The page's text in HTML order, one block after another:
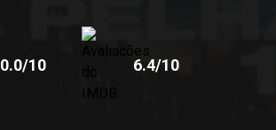
0.0/10 6.4/10